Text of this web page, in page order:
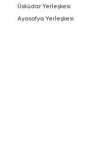
Üsküdar Yerleşkesi
Ayasofya Yerleşkesi